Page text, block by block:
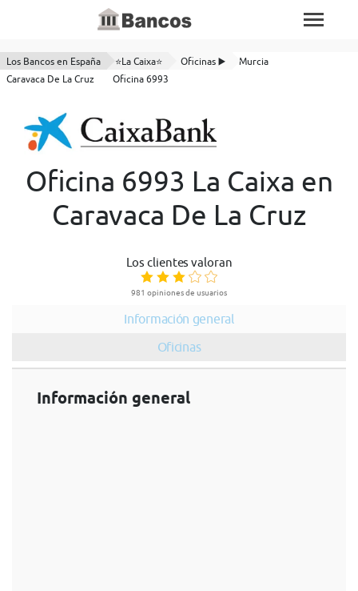
Los Bancos en España ⭐La Caixa⭐ Oficinas ▶️
Murcia
Caravaca De La Cruz
Oficina 6993
Oficina 6993 La Caixa en
Caravaca De La Cruz
Los clientes valoran
981 opiniones de usuarios
Información general
Oficinas
Información general